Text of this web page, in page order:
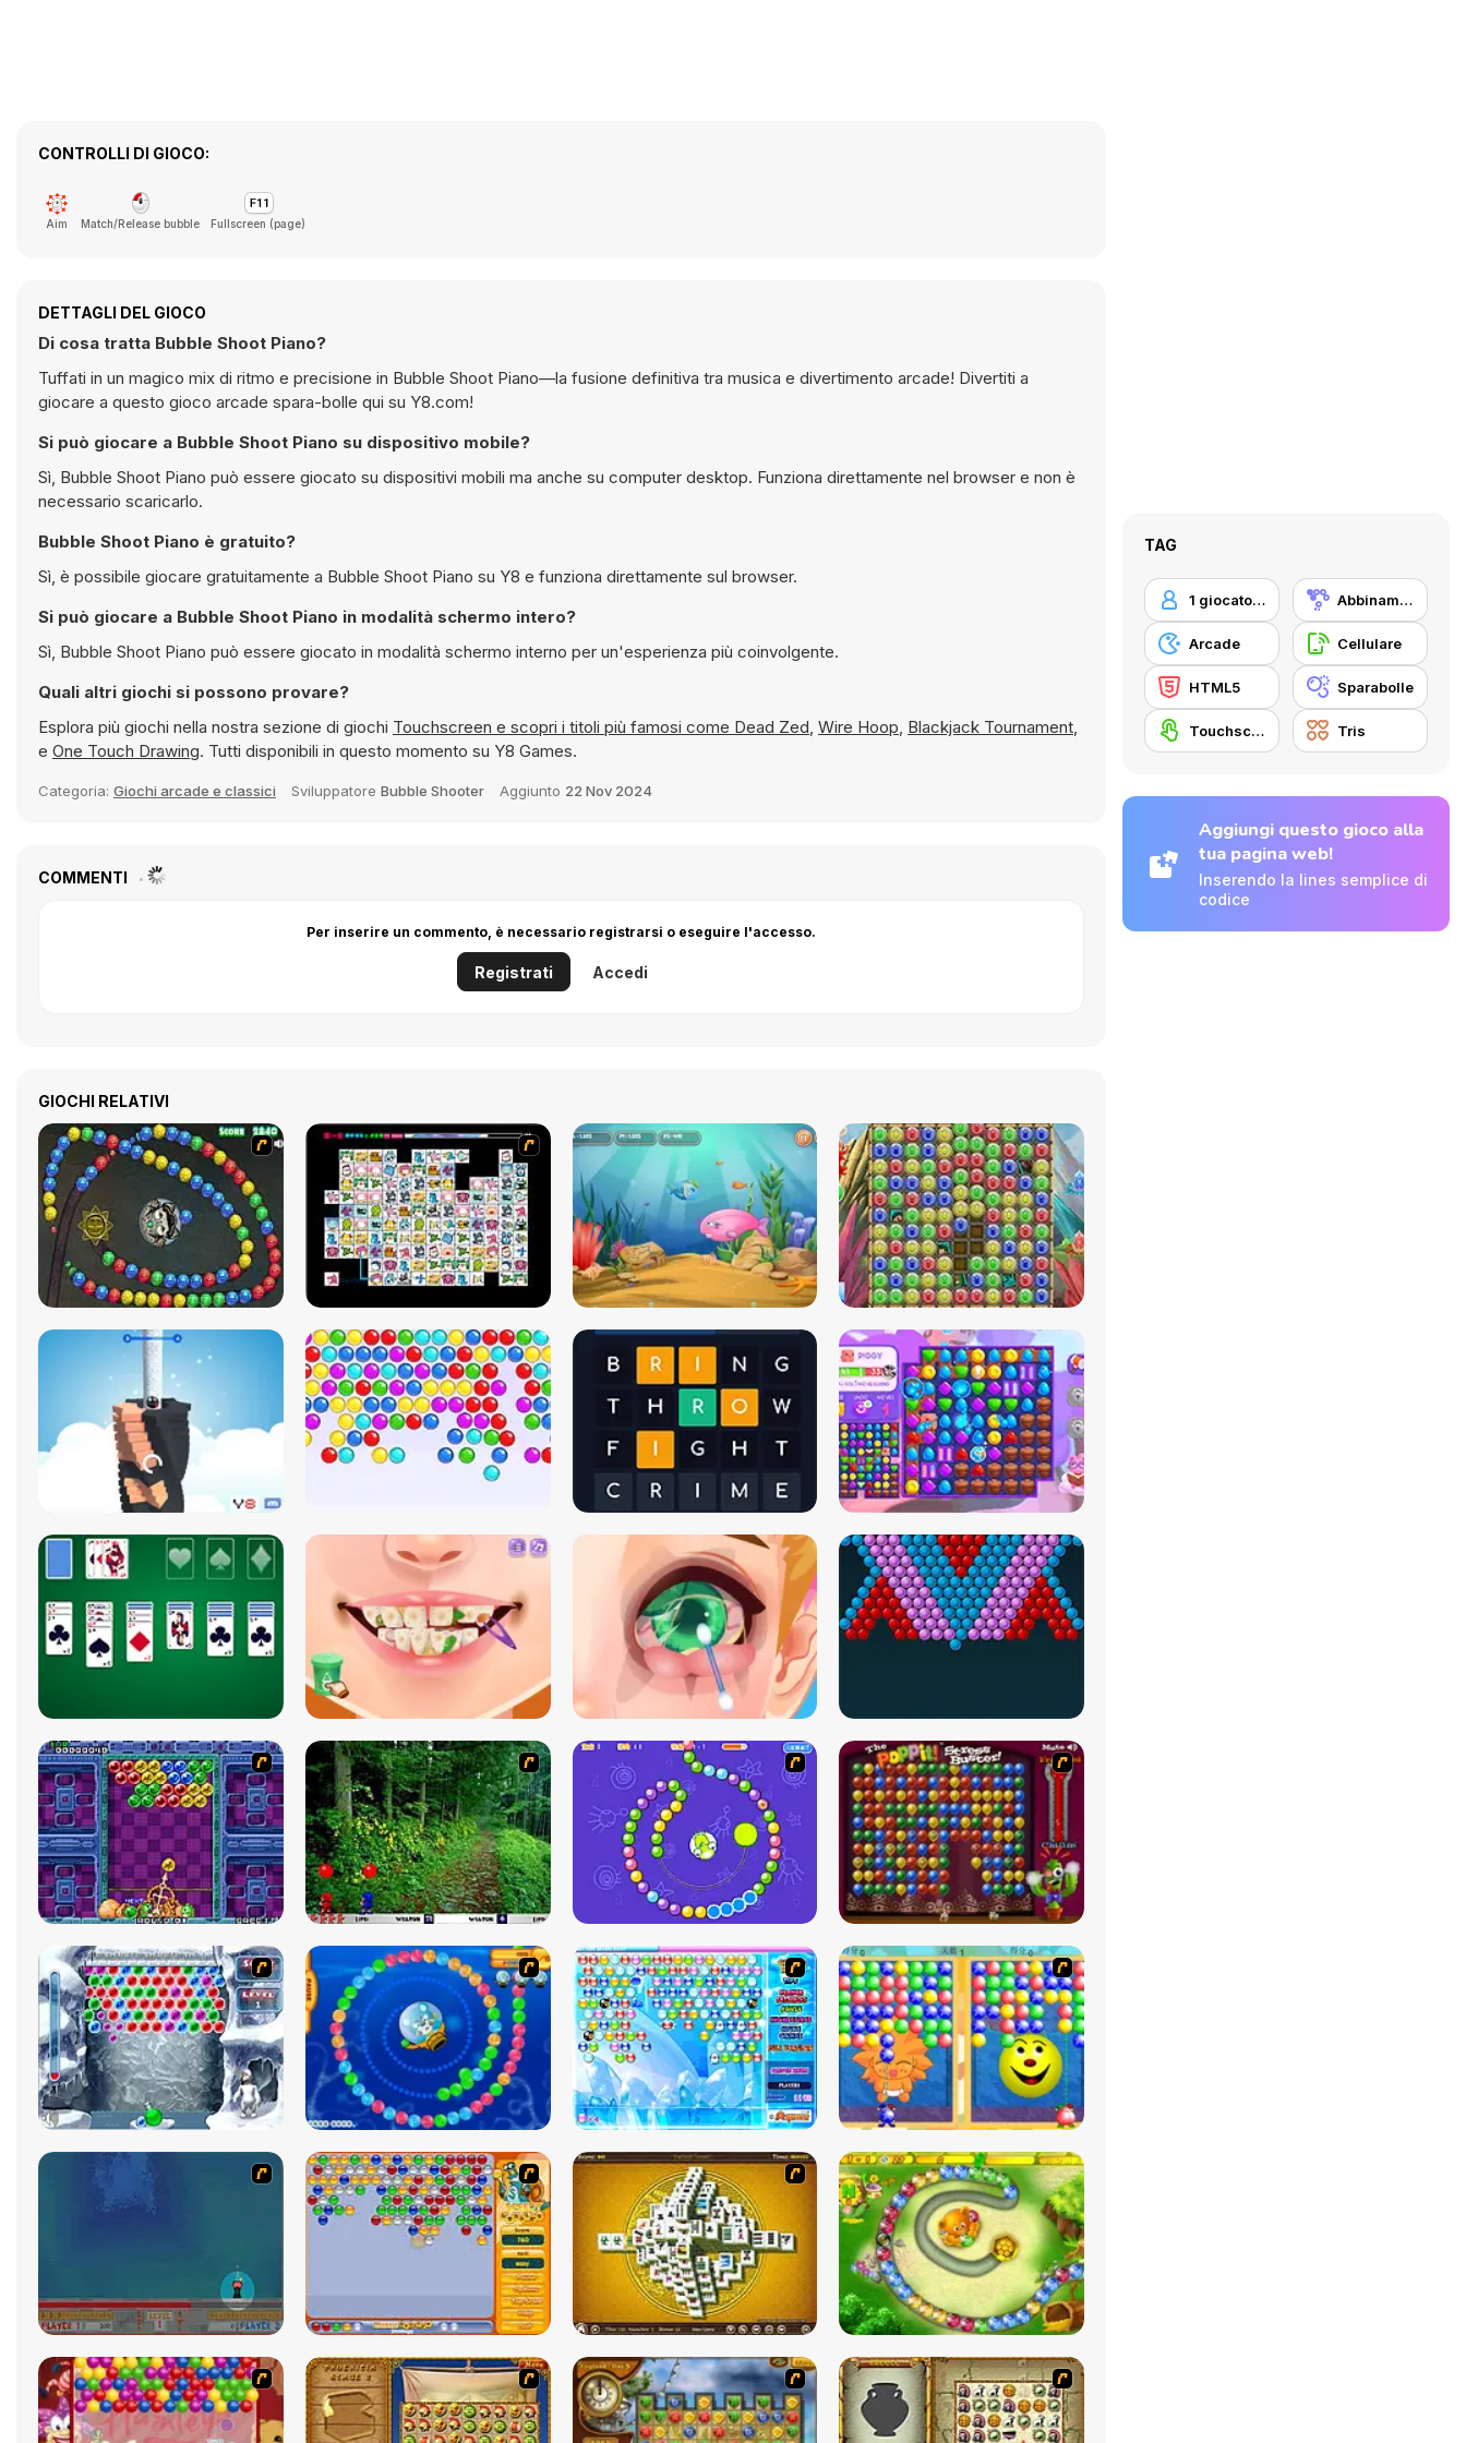
CONTROLLI DI GIOCO:
Aim Match/Release bubble Fullscreen (page)
DETTAGLI DEL GIOCO
Di cosa tratta Bubble Shoot Piano?
Tuffati in un magico mix di ritmo e precisione in Bubble Shoot Piano—la fusione definitiva tra musica e divertimento arcade! Divertiti a
giocare a questo gioco arcade spara-bolle qui su Y8.com!
Si può giocare a Bubble Shoot Piano su dispositivo mobile?
Sì, Bubble Shoot Piano può essere giocato su dispositivi mobili ma anche su computer desktop. Funziona direttamente nel browser e non è
necessario scaricarlo.
Bubble Shoot Piano è gratuito?
Sì, è possibile giocare gratuitamente a Bubble Shoot Piano su Y8 e funziona direttamente sul browser.
Si può giocare a Bubble Shoot Piano in modalità schermo intero?
Sì, Bubble Shoot Piano può essere giocato in modalità schermo interno per un'esperienza più coinvolgente.
Quali altri giochi si possono provare?
Esplora più giochi nella nostra sezione di giochi
Touchscreen e scopri i titoli più famosi come Dead Zed, Wire Hoop, Blackjack Tournament,
e One Touch Drawing. Tutti disponibili in questo momento su Y8 Games.
Categoria: Giochi arcade e classici Sviluppatore Bubble Shooter Aggiunto 22 Nov 2024
COMMENTI
Per inserire un commento, è necessario registrarsi o eseguire l'accesso.
Registrati Accedi
GIOCHI RELATIVI
TAG
1 giocatore Abbinamento
Arcade Cellulare
HTML5 Sparabolle
Touchscreen Tris
Aggiungi questo gioco alla
tua pagina web!
Inserendo la lines semplice di
codice